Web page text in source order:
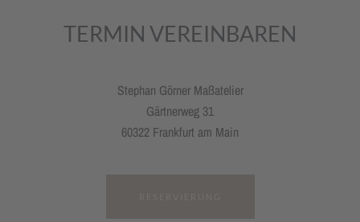
TERMIN VEREINBAREN
Stephan Görner Maßatelier
Gärtnerweg 31
60322 Frankfurt am Main